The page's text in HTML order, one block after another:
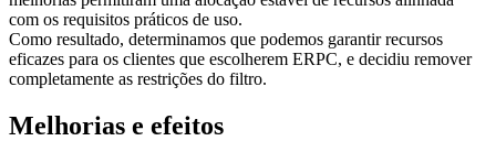
com os requisitos práticos de uso.
Como resultado, determinamos que podemos garantir recursos
eficazes para os clientes que escolherem ERPC, e decidiu remover
completamente as restrições do filtro.
Melhorias e efeitos